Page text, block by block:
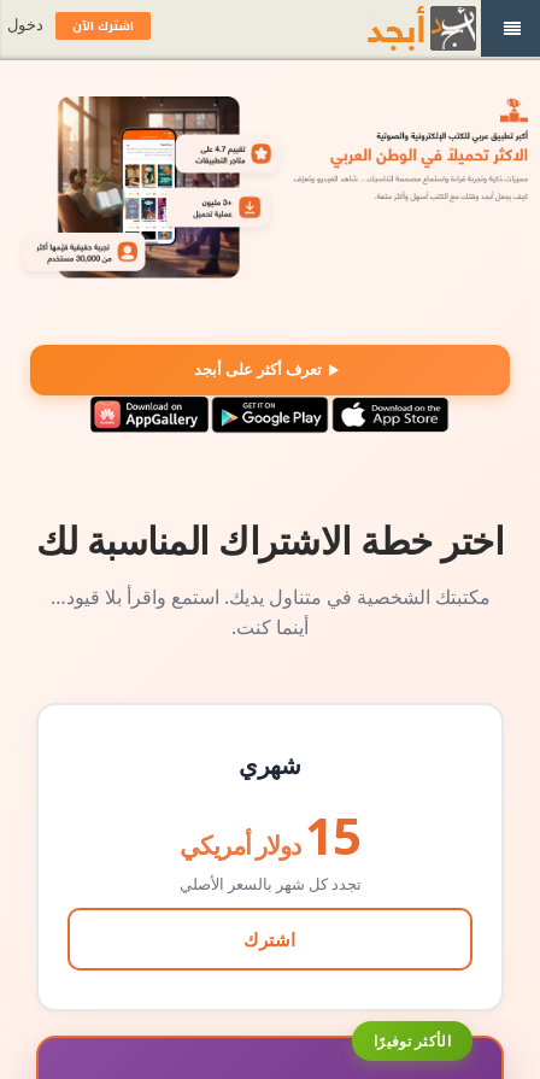
تعرف أكثر على أبجد
اختر خطة الاشتراك المناسبة لك
مكتبتك الشخصية في متناول يديك. استمع واقرأ بلا قيود…
أينما كنت.
شهري
15 دولار أمريكي
تجدد كل شهر بالسعر الأصلي
اشترك
الأكثر توفيرًا
اشترك الآن دخول